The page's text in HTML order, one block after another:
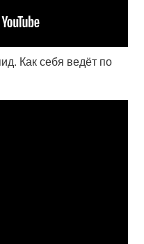
Как себя ведёт по